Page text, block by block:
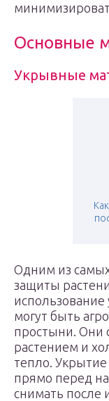
Основные
Укрывные
Одним из
защиты
могут быть
простыни. Они
растением и
тепло. Укрытие
прямо перед
снимать после